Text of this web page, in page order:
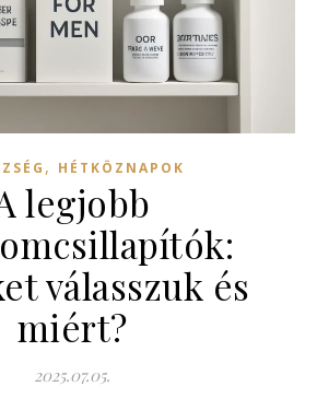
, HÉTKÖZNAPOK
legjobb
válasszuk és
miért?
2025.07.05.